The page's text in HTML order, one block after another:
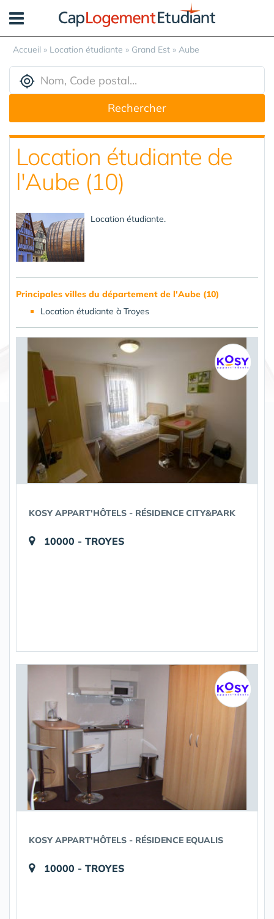
Accueil » Location étudiante » Grand Est » Aube
Rechercher
Location étudiante de
l'Aube (10)
Location étudiante.
Principales villes du département de l'Aube (10)
Location étudiante à Troyes
KOSY APPART'HÔTELS - RÉSIDENCE CITY&PARK
10000 - TROYES
KOSY APPART'HÔTELS - RÉSIDENCE EQUALIS
10000 - TROYES